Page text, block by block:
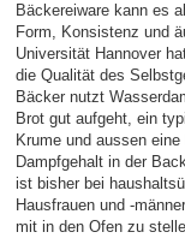
Bäckereiware kann es
Form, Konsistenz und
Universität Hannover
die Qualität des
Bäcker nutzt
Brot gut aufgeht, ein
Krume und aussen
Dampfgehalt in der
ist bisher bei
Hausfrauen und -
mit in den Ofen zu